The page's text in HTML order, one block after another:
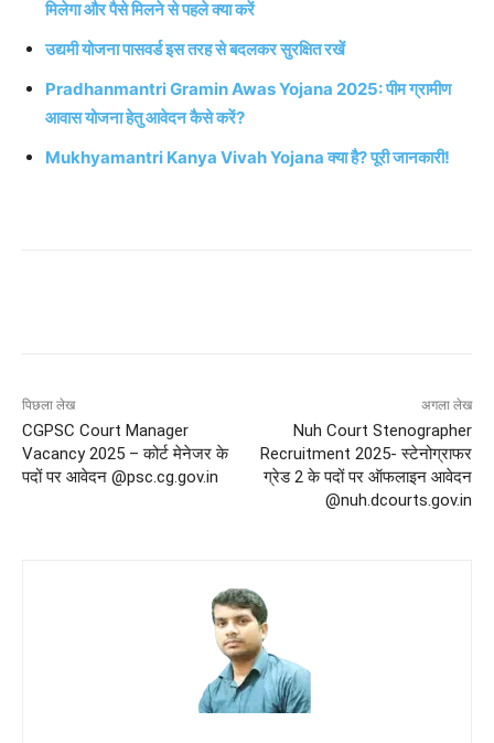
मिलेगा और पैसे मिलने से पहले क्या करें
उद्यमी योजना पासवर्ड इस तरह से बदलकर सुरक्षित रखें
Pradhanmantri Gramin Awas Yojana 2025: पीम ग्रामीण
आवास योजना हेतु आवेदन कैसे करें?
Mukhyamantri Kanya Vivah Yojana क्या है? पूरी जानकारी!
पिछला लेख
CGPSC Court Manager
Vacancy 2025 – कोर्ट मेनेजर के
पदों पर आवेदन @psc.cg.gov.in
अगला लेख
Nuh Court Stenographer
Recruitment 2025- स्टेनोग्राफर
ग्रेड 2 के पदों पर ऑफलाइन आवेदन
@nuh.dcourts.gov.in